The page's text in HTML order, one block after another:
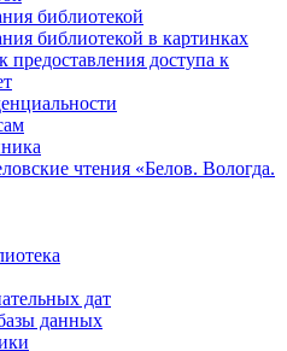
библиотекой
библиотекой в картинках
предоставления доступа к
чтения «Белов. Вологда.
дат
данных